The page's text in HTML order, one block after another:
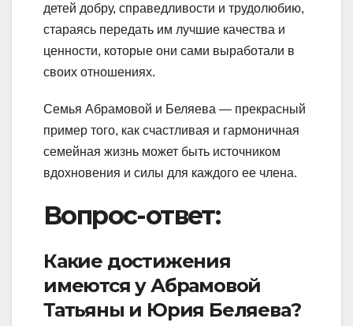
детей добру, справедливости и трудолюбию,
стараясь передать им лучшие качества и
ценности, которые они сами выработали в
своих отношениях.
Семья Абрамовой и Беляева — прекрасный
пример того, как счастливая и гармоничная
семейная жизнь может быть источником
вдохновения и силы для каждого ее члена.
Вопрос-ответ:
Какие достижения
имеются у Абрамовой
Татьяны и Юрия Беляева?